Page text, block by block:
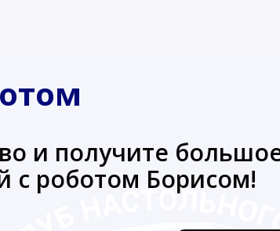
и получите
с роботом Борисом!